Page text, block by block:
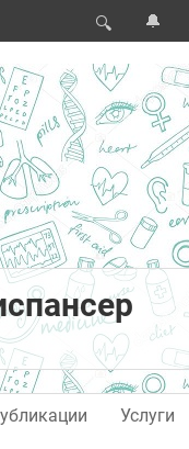
🔍 🔔
Услуги